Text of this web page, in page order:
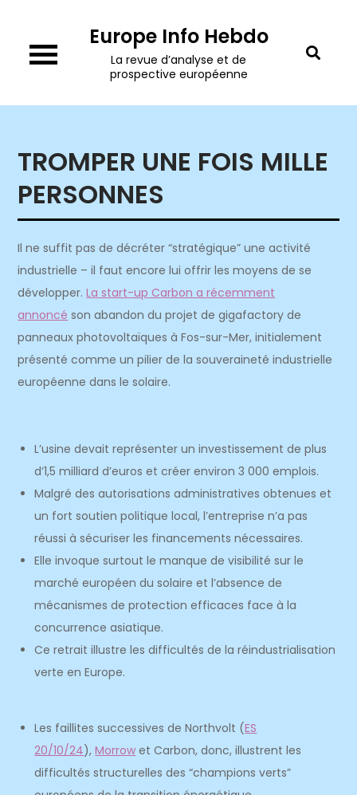
content
Europe Info Hebdo
La revue d’analyse et de
prospective européenne
TROMPER UNE FOIS MILLE
PERSONNES
Il ne suffit pas de décréter “stratégique” une activité
industrielle – il faut encore lui offrir les moyens de se
développer.La start-up Carbon a récemment
annoncé son abandon du projet de gigafactory de
panneaux photovoltaïques à Fos-sur-Mer, initialement
présenté comme un pilier de la souveraineté industrielle
européenne dans le solaire.
L’usine devait représenter un investissement de plus
d’1,5 milliard d’euros et créer environ 3 000 emplois.
Malgré des autorisations administratives obtenues et
un fort soutien politique local, l’entreprise n’a pas
réussi à sécuriser les financements nécessaires.
Elle invoque surtout le manque de visibilité sur le
marché européen du solaire et l’absence de
mécanismes de protection efficaces face à la
concurrence asiatique.
Ce retrait illustre les difficultés de la réindustrialisation
verte en Europe.
Les faillites successives de Northvolt (ES
20/10/24),Morrow et Carbon, donc, illustrent les
difficultés structurelles des “champions verts”